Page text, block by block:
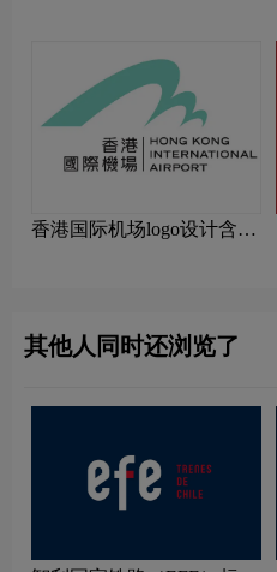
香港国际机场logo设计含义
其他人同时还浏览了